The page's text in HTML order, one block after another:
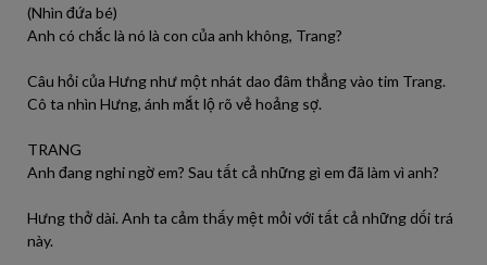
(Nhìn đứa bé)
Anh có chắc là nó là con của anh không, Trang?
Câu hỏi của Hưng như một nhát dao đâm thẳng vào tim Trang.
Cô ta nhìn Hưng, ánh mắt lộ rõ vẻ hoảng sợ.
TRANG
Anh đang nghi ngờ em? Sau tất cả những gì em đã làm vì anh?
Hưng thở dài. Anh ta cảm thấy mệt mỏi với tất cả những dối trá
này.